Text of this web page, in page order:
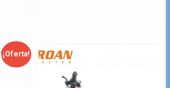
es:
era:
es:
¡Oferta!